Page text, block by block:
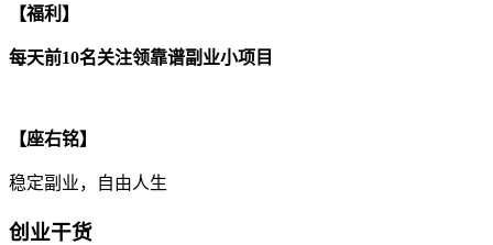
【福利】
每天前10名关注领靠谱副业小项目
【座右铭】
稳定副业，自由人生
创业干货